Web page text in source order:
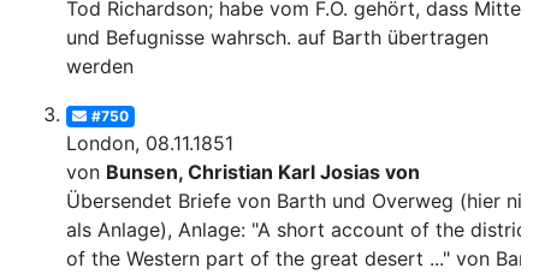
Tod Richardson; habe vom F.O. gehört, dass Mittel
und Befugnisse wahrsch. auf Barth übertragen
werden
#750
London, 08.11.1851
von Bunsen, Christian Karl Josias von
Übersendet Briefe von Barth und Overweg (hier
als Anlage), Anlage: "A short account of the
of the Western part of the great desert ..." von